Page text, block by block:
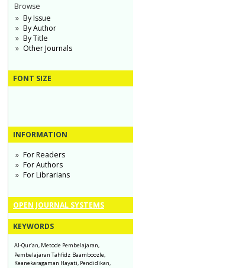
Browse
By Issue
By Author
By Title
Other Journals
FONT SIZE
INFORMATION
For Readers
For Authors
For Librarians
OPEN JOURNAL SYSTEMS
KEYWORDS
Al-Qur’an, Metode Pembelajaran,
Pembelajaran Tahfidz Baamboozle,
Keanekaragaman Hayati, Pendidikan,